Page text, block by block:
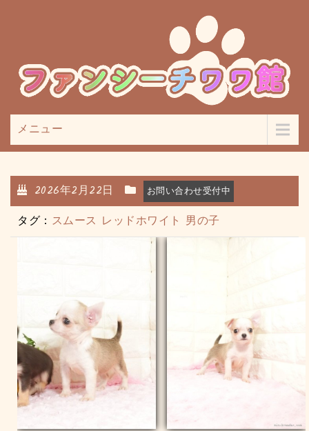
メニュー
2026年2月22日 お問い合わせ受付中
タグ： スムース レッドホワイト 男の子